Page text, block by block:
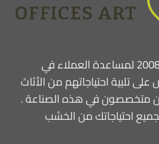
فن المكاتب بدأت عام 2008 لمساعدة العملاء في
تلبية احتياجاتهم من الأثاث
متخصصون في هذه الصناعة .
احتياجاتك من الخشب